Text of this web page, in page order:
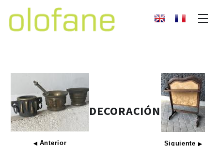
◀ Anterior
DECORACIÓN
Siguiente ▶